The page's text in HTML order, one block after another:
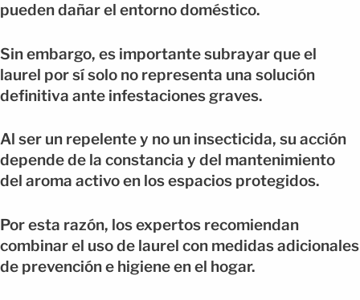
pueden dañar el entorno doméstico.
Sin embargo, es importante subrayar que el
laurel por sí solo no representa una solución
definitiva ante infestaciones graves.
Al ser un repelente y no un insecticida, su acción
depende de la constancia y del mantenimiento
del aroma activo en los espacios protegidos.
Por esta razón, los expertos recomiendan
combinar el uso de laurel con medidas adicionales
de prevención e higiene en el hogar.